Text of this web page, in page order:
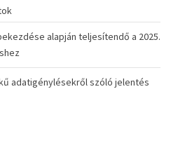
alapján teljesítendő a 2025.
adatigénylésekről szóló jelentés